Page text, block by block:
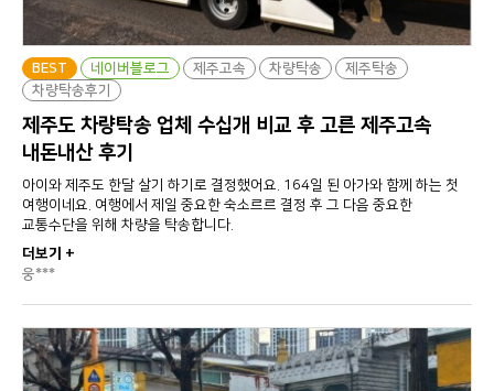
BEST 네이버블로그 제주고속 차량탁송
제주탁송
차량탁송후기
제주도 차량탁송 업체 수십개 비교 후 고른 제주고속
내돈내산 후기
아이와 제주도 한달 살기 하기로 결정했어요. 164일 된 아가와 함께 하는 첫
여행이네요. 여행에서 제일 중요한 숙소르르 결정 후 그 다음 중요한
교통수단을 위해 차량을 탁송합니다.
더보기 +
웅***